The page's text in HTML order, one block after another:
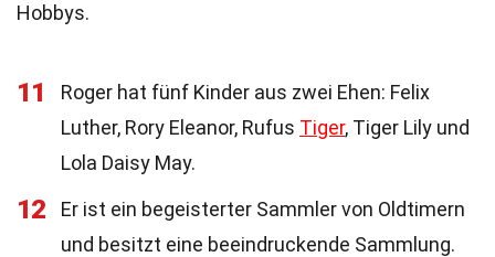
Hobbys.
11
Roger hat fünf Kinder aus zwei Ehen: Felix
Luther, Rory Eleanor, Rufus Tiger, Tiger Lily und
Lola Daisy May.
12
Er ist ein begeisterter Sammler von Oldtimern
und besitzt eine beeindruckende Sammlung.